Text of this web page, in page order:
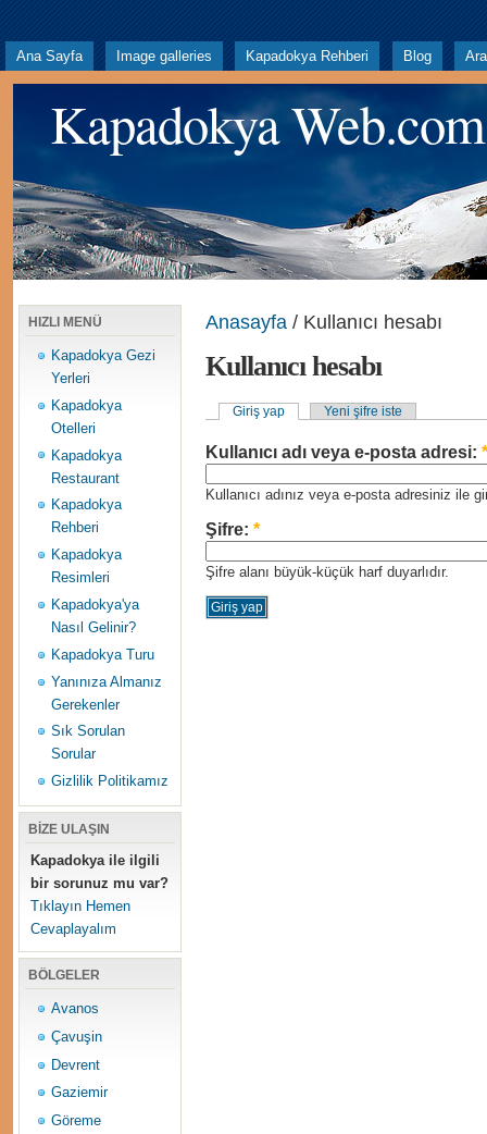
Ana Sayfa Image galleries Kapadokya Rehberi Blog Ara
Kapadokya Web.com
HIZLI MENÜ
Kapadokya Gezi
Yerleri
Kapadokya
Otelleri
Kapadokya
Restaurant
Kapadokya
Rehberi
Kapadokya
Resimleri
Kapadokya'ya
Nasıl Gelinir?
Kapadokya Turu
Yanınıza Almanız
Gerekenler
Sık Sorulan
Sorular
Gizlilik Politikamız
BİZE ULAŞIN
Kapadokya ile ilgili
bir sorunuz mu var?
Tıklayın Hemen
Cevaplayalım
BÖLGELER
Avanos
Çavuşin
Devrent
Gaziemir
Göreme
Anasayfa / Kullanıcı hesabı
Kullanıcı hesabı
Giriş yap Yeni şifre iste
Kullanıcı adı veya e-posta adresi: *
Kullanıcı adınız veya e-posta adresiniz ile
Şifre: *
Şifre alanı büyük-küçük harf duyarlıdır.